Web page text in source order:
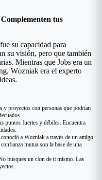
tus
su capacidad para
su visión, pero que también
Mientras que Jobs era un
Wozniak era el experto
y proyectos con personas que podrían
puntos fuertes y débiles. Encuentra
a Wozniak a través de un amigo
mutua son la base de una
busques un clon de ti mismo. Las